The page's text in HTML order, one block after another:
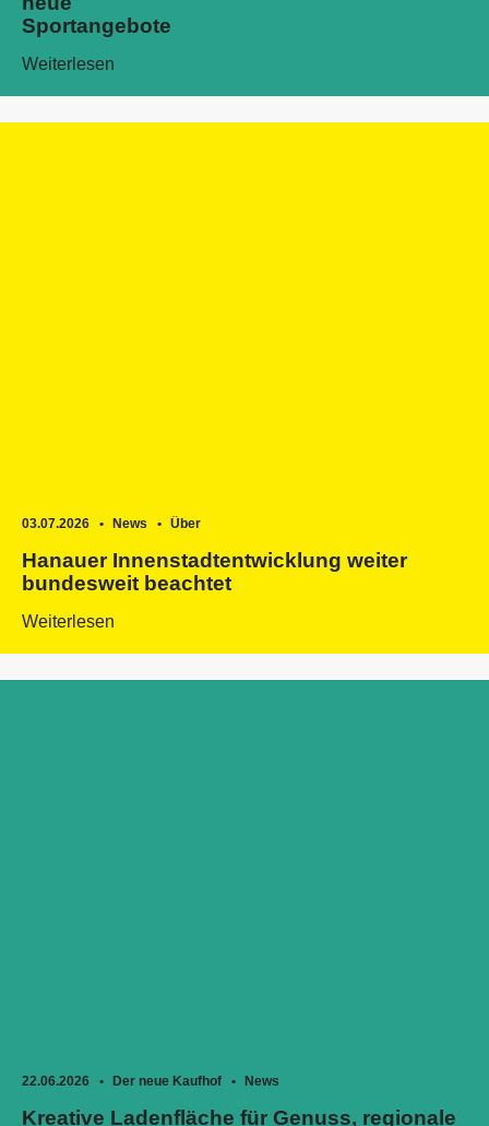
Sportangebote
Weiterlesen
03.07.2026 News Über
Hanauer Innenstadtentwicklung weiter
bundesweit beachtet
Weiterlesen
22.06.2026 Der neue Kaufhof News
Kreative Ladenfläche für Genuss, regionale